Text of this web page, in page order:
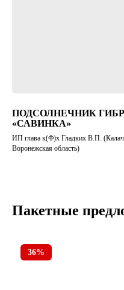
ПОДСОЛНЕЧНИК
«САВИНКА»
ИП глава к(Ф)х Гладких В.П.
Воронежская область)
Пакетные
36%